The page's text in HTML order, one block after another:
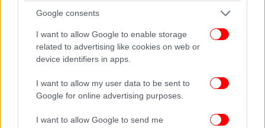
Google consents
I want to allow Google to enable storage
related to advertising like cookies on web or
device identifiers in apps.
I want to allow my user data to be sent to
Google for online advertising purposes.
I want to allow Google to send me
Μια ταινία-φόρος τιμής στην -μη αναγνωρισμένη-
συμβολή των μαχητών από τις αποικίες της
Γαλλίας, που πολέμησαν την περίοδο 1914-18, όταν
οι Γάλλοι επιστράτευσαν Αφρικανούς λόγω
200.000 άνδρες από τη Δυτική Αφρική, συμμετείχαν
στις μάχες του Α’ Παγκοσμίου Πολέμου, για μια
πατρίδα που δεν γνώριζαν, ενώ υπολογίζεται ότι